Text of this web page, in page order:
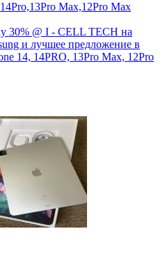
Max,12Pro Max
30% @ I - CELL TECH на
и лучшее предложение в
14, 14PRO, 13Pro Max, 12Pro